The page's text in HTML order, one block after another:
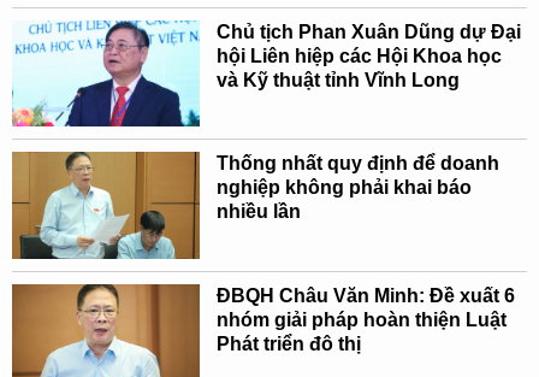
Chủ tịch Phan Xuân Dũng dự Đại
hội Liên hiệp các Hội Khoa học
và Kỹ thuật tỉnh Vĩnh Long
Thống nhất quy định để doanh
nghiệp không phải khai báo
nhiều lần
ĐBQH Châu Văn Minh: Đề xuất 6
nhóm giải pháp hoàn thiện Luật
Phát triển đô thị